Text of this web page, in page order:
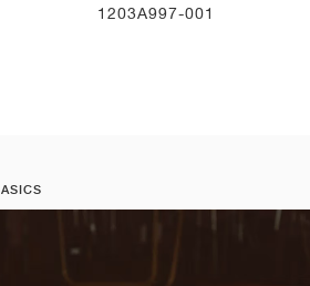
1203A997-001
ASICS